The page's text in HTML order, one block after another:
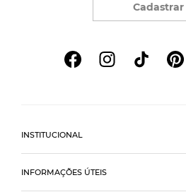
Cadastrar
INSTITUCIONAL
INFORMAÇÕES ÚTEIS